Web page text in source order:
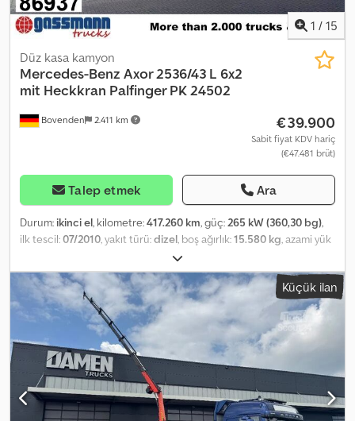
1 / 15
Bovenden 2.411 km
Düz kasa kamyon
Mercedes-Benz Axor 2536/43 L 6x2
mit Heckkran Palfinger PK 24502
€39.900
Sabit fiyat KDV hariç
(€47.481 brüt)
Talep etmek Ara
Durum: ikinci el, kilometre:417.260 km, güç:265 kW (360,30 bg),
ilk tescil:07/2010, yakıt türü:dizel, boş ağırlık:15.580 kg, azami yük
, toplam ağırlık:26.000 kg
6x2, dingil mesafesi:4.800 mm, frenler:sabit gaz kelebeği, renk:
beyaz , şoför kabini:yataklı kabin, vites türü:mekanik
, emisyon
sınıfı:Euro 5, süspansiyon:çelik-hava, koltuk sayısı:
, yükleme alanı
uzunluğu:
6.650 mm, yükleme alanı genişliği:2.440 mm, yükleme
alanı yüksekliği:
1.000 mm
ABS, araç içi bilgisayar,
diferansiyel kilidi, düşük ses seviyesi, ek farlar, hidrolik
direksiyon, hız sabitleyici, kabin, klima, koltuk ısıtıcı, park ısıtıcısı,
sisal lambaları, tır çekici bağlantısı, vinç, çekiş kontrolü, Araç
konumu: Bovenden, Lg. Haus, 1 adet konfor koltuğu, 1 adet yatak,
Küçük ilan